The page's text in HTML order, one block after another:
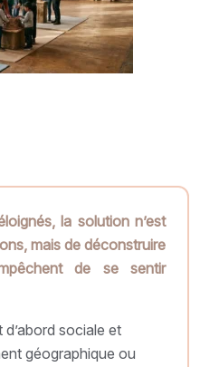
la solution n’est
mais de déconstruire
de se sentir
sociale et
géographique ou